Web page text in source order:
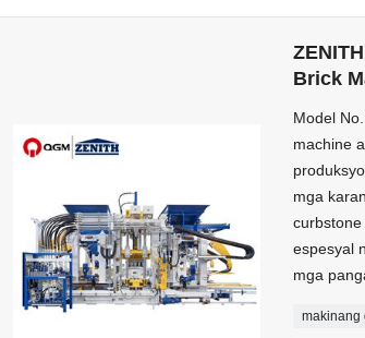
Brick
Model
machine
mga
espesyal
mga
makinang